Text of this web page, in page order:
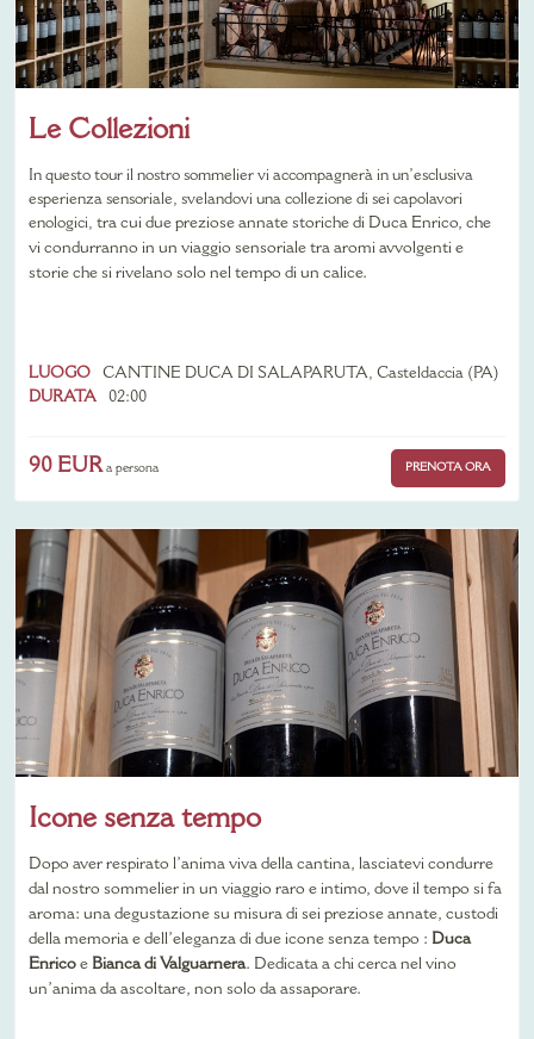
Le Collezioni
In questo tour il nostro sommelier vi accompagnerà in un’esclusiva
esperienza sensoriale, svelandovi una collezione di sei capolavori
enologici, tra cui due preziose annate storiche di Duca Enrico, che
vi condurranno in un viaggio sensoriale tra aromi avvolgenti e
storie che si rivelano solo nel tempo di un calice.
LUOGO
CANTINE DUCA DI SALAPARUTA, Casteldaccia (PA)
DURATA
02:00
90 EURa persona PRENOTA ORA
Icone senza tempo
Dopo aver respirato l’anima viva della cantina, lasciatevi condurre
dal nostro sommelier in un viaggio raro e intimo, dove il tempo si fa
aroma: una degustazione su misura di sei preziose annate, custodi
della memoria e dell’eleganza di due icone senza tempo : Duca
Enricoe Bianca di Valguarnera. Dedicata a chi cerca nel vino
un’anima da ascoltare, non solo da assaporare.